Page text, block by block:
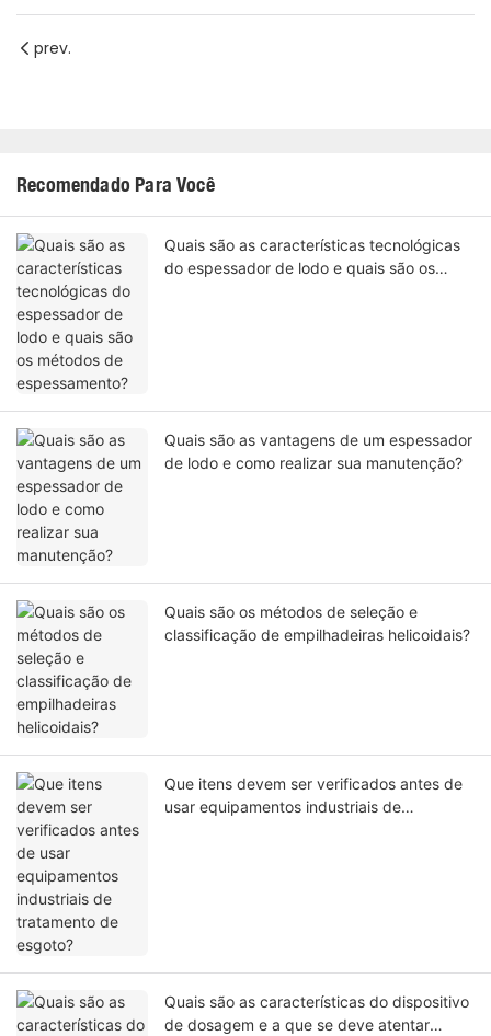
prev.
Recomendado Para Você
Quais são as características tecnológicas
do espessador de lodo e quais são os
Quais são as vantagens de um espessador
de lodo e como realizar sua manutenção?
Quais são os métodos de seleção e
classificação de empilhadeiras helicoidais?
Que itens devem ser verificados antes de
usar equipamentos industriais de
Quais são as características do dispositivo
de dosagem e a que se deve atentar